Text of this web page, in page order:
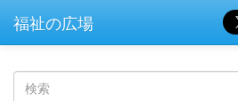
福祉の広場